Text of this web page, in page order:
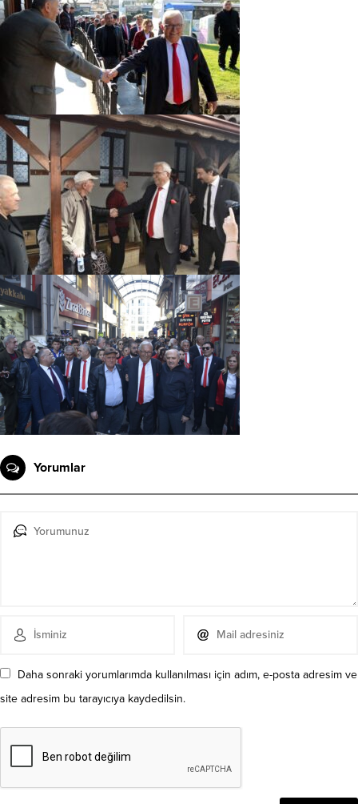
Yorumlar
Daha sonraki yorumlarımda kullanılması için adım, e-posta adresim ve
site adresim bu tarayıcıya kaydedilsin.